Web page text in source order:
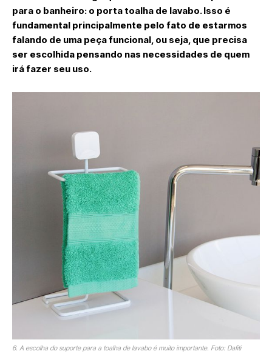
para o banheiro: o porta toalha de lavabo. Isso é
fundamental principalmente pelo fato de estarmos
falando de uma peça funcional, ou seja, que precisa
ser escolhida pensando nas necessidades de quem
irá fazer seu uso.
6. A escolha do suporte para a toalha de lavabo é muito importante. Foto: Dafiti